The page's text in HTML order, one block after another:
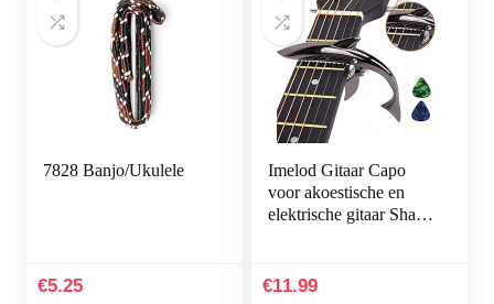
7828 Banjo/Ukulele
€5.25
Imelod Gitaar Capo
voor akoestische en
elektrische gitaar Shark
goed handgevoel, geen
€11.99